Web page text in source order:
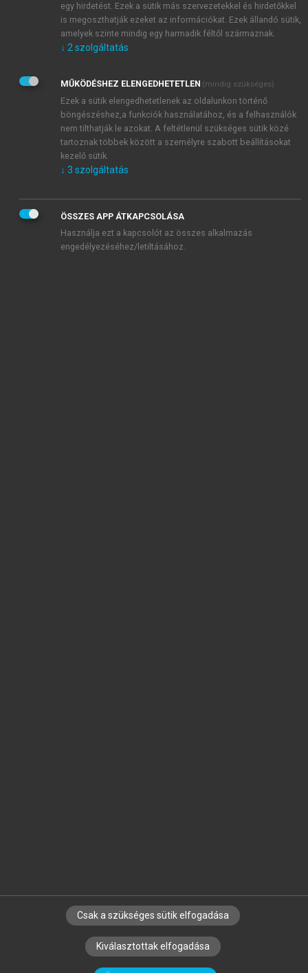
Kérek értesítést a MeRSZ újdonságairól, akcióiról.
Kérek értesítést az Akadémiai Kiadó Zrt. újdonságairól,
Adatkezelési tájékoztatóbanfoglaltakat tudomásul
veszem és elfogadom.
Általános vásárlási feltételeket, valamint a szotar.netés a
mersz.huoldalak licencszerződéseiben foglaltakat
tudomásul veszem és elfogadom.
KIPRÓBÁLOM
SZERZŐKNEK CÉGEKNEK KÖNYVTÁROSOKNAK
SZERKESZTÉSI ÉS LEKTORÁLÁSI ALAPELVEK
egy hirdetést. Ezek a sütik más szervezetekkel és hirdetőkkel
is megoszthatják ezeket az információkat. Ezek állandó sütik,
amelyek szinte mindig egy harmadik féltől származnak.
↓ 2 szolgáltatás
MŰKÖDÉSHEZ ELENGEDHETETLEN (mindig szükséges)
Ezek a sütik elengedhetetlenek az oldalunkon történő
böngészéshez,a funkciók használatához, és a felhasználók
nem tilthatják le azokat. A feltétlenül szükséges sütik közé
tartoznak többek között a személyre szabott beállításokat
kezelő sütik.
↓ 3 szolgáltatás
ÖSSZES APP ÁTKAPCSOLÁSA
Használja ezt a kapcsolót az összes alkalmazás
engedélyezéséhez/letiltásához.
Csak a szükséges sütik elfogadása
Kiválasztottak elfogadása